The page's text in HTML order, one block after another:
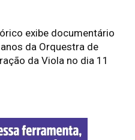
exibe documentário
da Orquestra de
da Viola no dia 11